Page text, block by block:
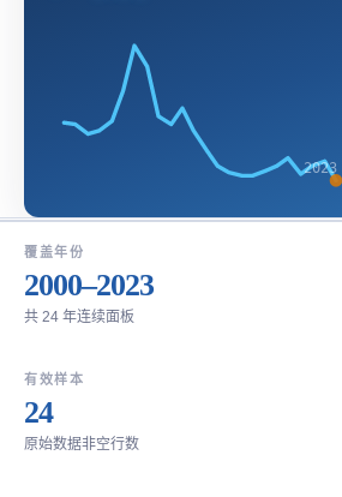
2023
覆盖年份
2000–2023
共 24 年连续面板
有效样本
24
原始数据非空行数